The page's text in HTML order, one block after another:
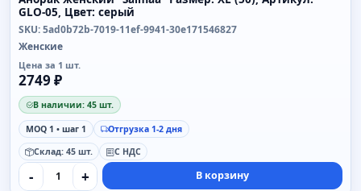
GLO-05, Цвет: серый
SKU: 5ad0b72b-7019-11ef-9941-30e171546827
Женские
Цена за 1 шт.
2749 ₽
В наличии: 45 шт.
MOQ 1 • шаг 1
Отгрузка 1-2 дня
Склад: 45 шт.
С НДС
- + В корзину